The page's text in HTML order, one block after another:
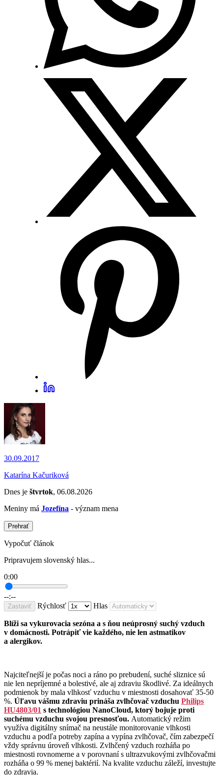
30.09.2017
Katarína Kačuriková
Dnes je štvrtok, 06.08.2026
Meniny má Jozefína - význam mena
Prehrať
Vypočuť článok
Pripravujem slovenský hlas...
0:00
--:--
Zastaviť Rýchlosť Hlas
Blíži sa vykurovacia sezóna a s ňou neúprosný suchý vzduch
v domácnosti. Potrápiť vie každého, nie len astmatikov
a alergikov.
Najciteľnejší je počas noci a ráno po prebudení, suché sliznice sú
nie len nepríjemné a bolestivé, ale aj zdraviu škodlivé. Za ideálnych
podmienok by mala vlhkosť vzduchu v miestnosti dosahovať 35-50
%. Úľavu vášmu zdraviu prináša zvlhčovač vzduchu Philips
HU4803/01 s technológiou NanoCloud, ktorý bojuje proti
suchému vzduchu svojou presnosťou. Automatický režim
využíva digitálny snímač na neustále monitorovanie vlhkosti
vzduchu a podľa potreby zapína a vypína zvlhčovač, čím zabezpečí
vždy správnu úroveň vlhkosti. Zvlhčený vzduch rozháňa po
miestnosti rovnomerne a v porovnaní s ultrazvukovými zvlhčovačmi
rozháňa o 99 % menej baktérií. Na kvalite vzduchu záleží, investujte
do zdravia.